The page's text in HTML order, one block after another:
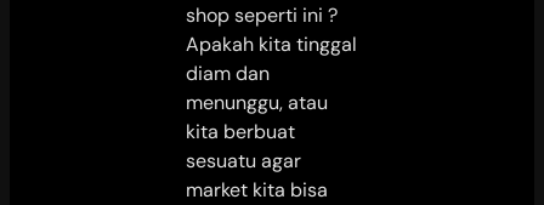
shop seperti ini ?
Apakah kita tinggal
diam dan
menunggu, atau
kita berbuat
sesuatu agar
market kita bisa